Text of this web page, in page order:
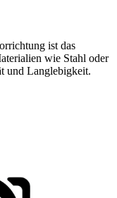
ist das
wie Stahl oder
und Langlebigkeit.